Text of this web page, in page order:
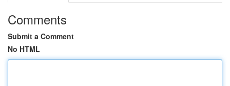
Comments
Submit a Comment
No HTML